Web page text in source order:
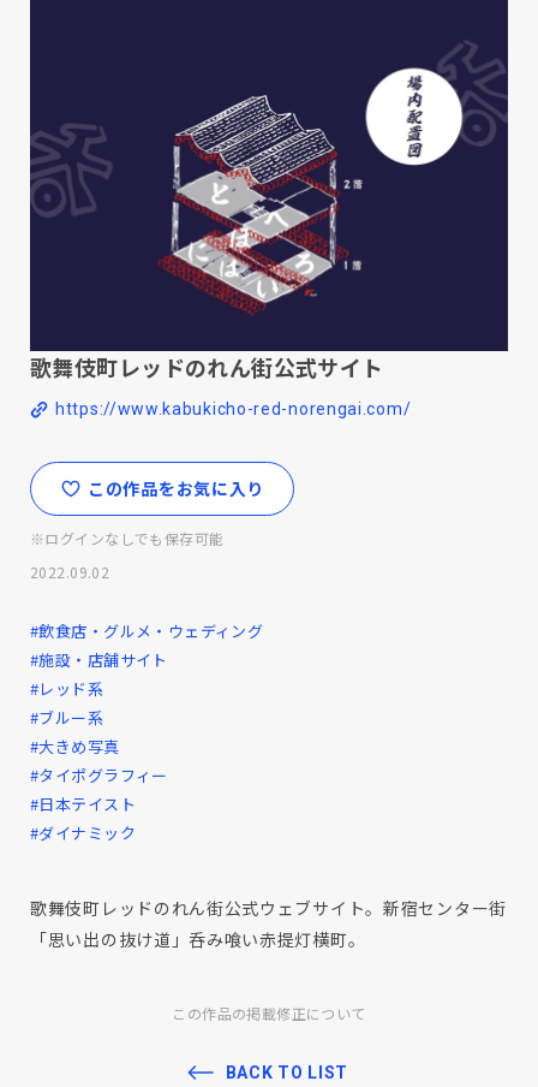
歌舞伎町レッドのれん街公式サイト
https://www.kabukicho-red-norengai.com/
この作品をお気に入り
※ログインなしでも保存可能
2022.09.02
#飲食店・グルメ・ウェディング
#施設・店舗サイト
#レッド系
#ブルー系
#大きめ写真
#タイポグラフィー
#日本テイスト
#ダイナミック
歌舞伎町レッドのれん街公式ウェブサイト。新宿センター街
「思い出の抜け道」呑み喰い赤提灯横町。
この作品の掲載修正について
BACK TO LIST